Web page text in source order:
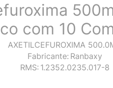
com 10
AXETILCEFUROXIMA
Fabricante: Ranbaxy
RMS: 1.2352.0235.017-8